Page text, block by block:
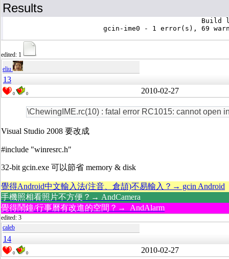
Results
edited: 1
eliu
13
0 0 2010-02-27
\ChewingIME.rc(10) : fatal error RC1015: cannot open
Visual Studio 2008 要改成
#include "winresrc.h"
32-bit gcin.exe 可以節省 memory & disk
覺得Android中文輸入法(注音、倉頡)不易輸入？→ gcin Android
手機照相看照片不方便？→ AndCamera
覺得鬧鐘/行事曆有改進的空間？→ AndAlarm
edited: 3
caleb
14
0 0 2010-02-27